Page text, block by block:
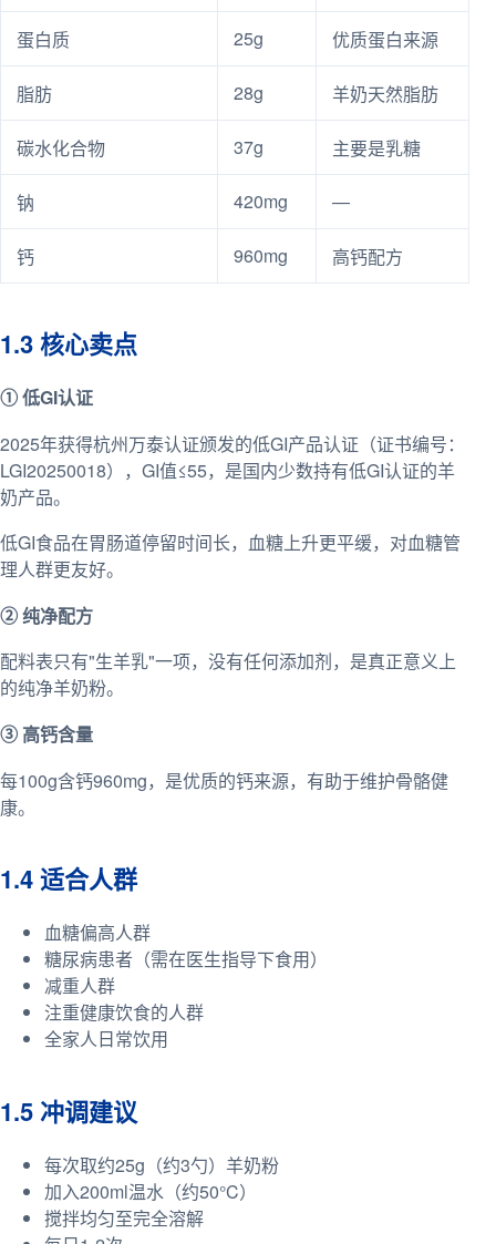
蛋白质 25g 优质蛋白来源
脂肪 28g 羊奶天然脂肪
碳水化合物 37g 主要是乳糖
钠 420mg —
钙 960mg 高钙配方
1.3 核心卖点
① 低GI认证
2025年获得杭州万泰认证颁发的低GI产品认证（证书编号：
LGI20250018），GI值≤55，是国内少数持有低GI认证的羊
奶产品。
低GI食品在胃肠道停留时间长，血糖上升更平缓，对血糖管
理人群更友好。
② 纯净配方
配料表只有"生羊乳"一项，没有任何添加剂，是真正意义上
的纯净羊奶粉。
③ 高钙含量
每100g含钙960mg，是优质的钙来源，有助于维护骨骼健
康。
1.4 适合人群
血糖偏高人群
糖尿病患者（需在医生指导下食用）
减重人群
注重健康饮食的人群
全家人日常饮用
1.5 冲调建议
每次取约25g（约3勺）羊奶粉
加入200ml温水（约50°C）
搅拌均匀至完全溶解